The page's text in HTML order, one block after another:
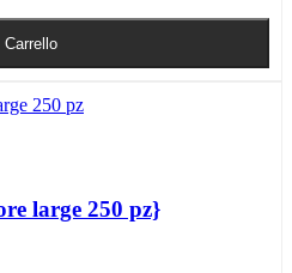
Carrello
large 250 pz}